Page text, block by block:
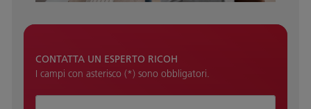
CONTATTA UN ESPERTO RICOH
I campi con asterisco (*) sono obbligatori.